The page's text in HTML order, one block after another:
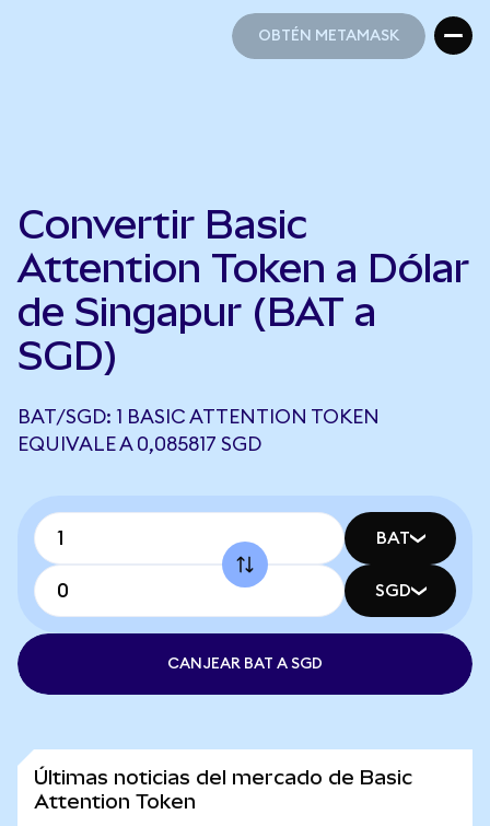
OBTÉN METAMASK
Convertir Basic
Attention Token a Dólar
de Singapur (BAT a
SGD)
BAT/SGD: 1 BASIC ATTENTION TOKEN
EQUIVALE A 0,085817 SGD
BAT
SGD
CANJEAR BAT A SGD
Últimas noticias del mercado de Basic
Attention Token